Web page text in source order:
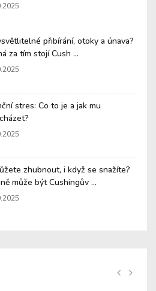
přibírání, otoky a únava?
za tím stojí Cush ...
stres: Co to je a jak mu
zhubnout, i když se snažíte?
může být Cushingův ...